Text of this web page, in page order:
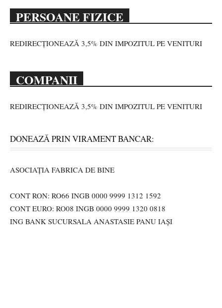
PERSOANE FIZICE
REDIRECȚIONEAZĂ 3,5% DIN IMPOZITUL PE VENITURI
COMPANII
REDIRECȚIONEAZĂ 3,5% DIN IMPOZITUL PE VENITURI
DONEAZĂ PRIN VIRAMENT BANCAR:
ASOCIAȚIA FABRICA DE BINE
CONT RON: RO66 INGB 0000 9999 1312 1592
CONT EURO: RO08 INGB 0000 9999 1320 0818
ING BANK SUCURSALA ANASTASIE PANU IAȘI